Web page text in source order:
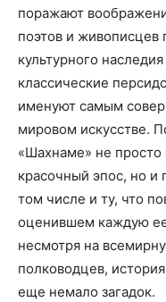
поражают
поэтов и
культурного
классические
именуют самым
мировом искусстве.
«Шахнаме» не
красочный эпос, но и
том числе и ту, что
оценившем каждую ее
несмотря на
полководцев,
еще немало загадок.